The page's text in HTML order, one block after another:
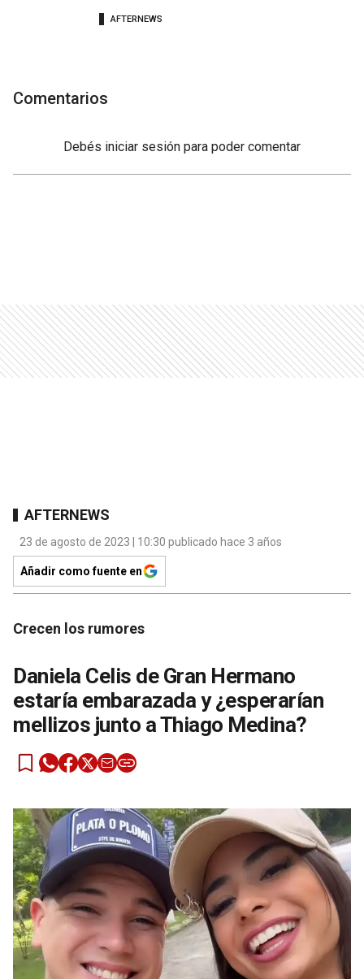
AFTERNEWS
Comentarios
Debés iniciar sesión para poder comentar
AFTERNEWS
23 de agosto de 2023 | 10:30 publicado hace 3 años
Añadir como fuente en
Crecen los rumores
Daniela Celis de Gran Hermano
estaría embarazada y ¿esperarían
mellizos junto a Thiago Medina?